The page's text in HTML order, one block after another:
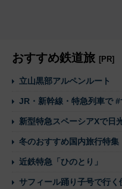
おすすめ鉄道旅 [PR]
立山黒部アルペンルート
JR・新幹線・特急列車で
新型特急スペーシアXで日
冬のおすすめ国内旅行特集
近鉄特急「ひのとり」
サフィール踊り子号で行く